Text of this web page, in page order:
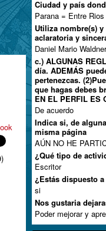
Ciudad y país
Parana = Entre
Utiliza nombre(s)
aclaratoria y
Daniel Mario Waldner
c.) ALGUNAS
día. ADEMÁS
pertenezcas.
que hagas debes
EN EL PERFIL ES
De acuerdo
Indica si, de
misma página
AÚN NO HE
¿Qué tipo de
Escritor
¿Estás dispuesto
si
Nos gustaria
Poder mejorar y